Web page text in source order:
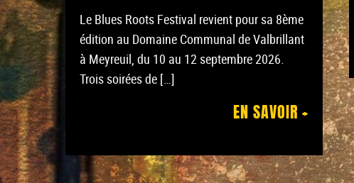
Le Blues Roots Festival revient pour sa 8ème
édition au Domaine Communal de Valbrillant
à Meyreuil, du 10 au 12 septembre 2026.
Trois soirées de […]
EN SAVOIR +